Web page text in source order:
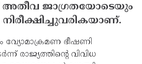
ജാഗ്രതയോടെയും
ഭീഷണി
രാജ്യത്തിന്റെ വിവിധ